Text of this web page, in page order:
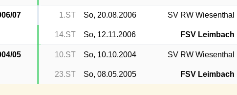
07 1.ST So, 20.08.2006 SV RW Wiesenthal II
14.ST So, 12.11.2006 FSV Leimbach II
05 10.ST So, 10.10.2004 SV RW Wiesenthal II
23.ST So, 08.05.2005 FSV Leimbach II